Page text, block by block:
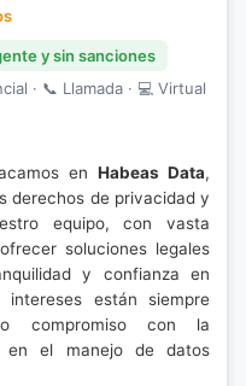
y sin sanciones
· 📞 Llamada · 💻 Virtual
en Habeas Data,
derechos de privacidad y
equipo, con vasta
soluciones legales
y confianza en
están siempre
compromiso con la
en el manejo de datos